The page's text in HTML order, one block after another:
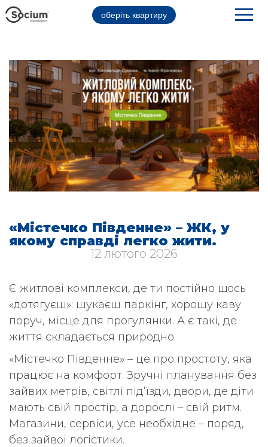
оберіть квартиру
«Містечко Південне» – ЖК, у
якому справді легко жити.
12 лютого 2026
Є житлові комплекси, де ти постійно щось
«дотягуєш»: шукаєш паркінг, хорошу каву
поруч, місце для прогулянки. А є такі, де
життя складається природно.
«Містечко Південне» – це про простоту, яка
працює на комфорт. Зручні планування без
зайвих метрів, світлі під’їзди, двори, де діти
мають свій простір, а дорослі – свій ритм.
Магазини, сервіси, усе необхідне – поряд,
без зайвої логістики.